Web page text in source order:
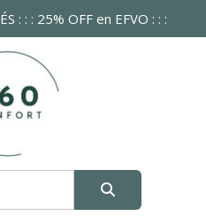
: : : 25% OFF en EFVO : : :